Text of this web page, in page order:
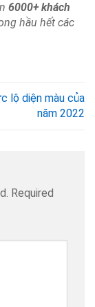
6000+ khách
hầu hết các
lộ diện màu của
năm 2022
Required